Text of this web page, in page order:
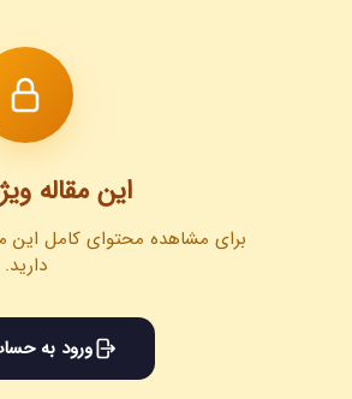
این مقاله
برای مشاهده محتوای کامل این
دارید.
ورود به